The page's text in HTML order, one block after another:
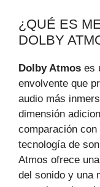
¿QUÉ ES
DOLBY
Dolby Atmos es
envolvente que
audio más
dimensión
comparación con
tecnología de
Atmos ofrece
del sonido y una